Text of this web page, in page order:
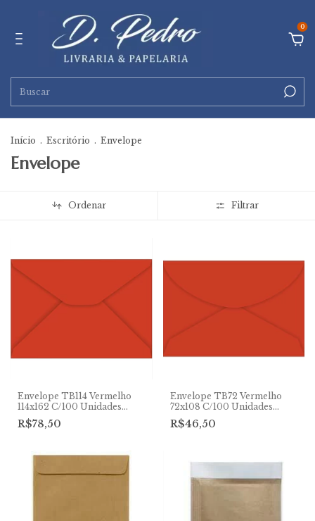
0
Início . Escritório . Envelope
Envelope
Ordenar Filtrar
Envelope TB114 Vermelho
114x162 C/100 Unidades
Tilibra
R$78,50
Envelope TB72 Vermelho
72x108 C/100 Unidades
Tilibra
R$46,50